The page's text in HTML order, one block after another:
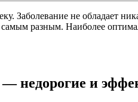
Заболевание не обладает
разным. Наиболее
— недорогие и